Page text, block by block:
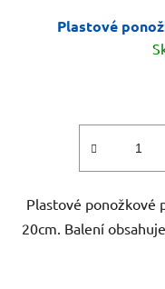
Plastové
Plastové ponožkové
20cm. Balení